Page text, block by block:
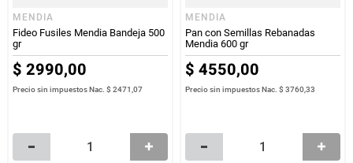
MENDIA
Fideo Fusiles Mendia Bandeja 500
gr
$ 2990,00
Precio sin impuestos Nac.$ 2471,07
MENDIA
Pan con Semillas Rebanadas
Mendia 600 gr
$ 4550,00
Precio sin impuestos Nac.$ 3760,33